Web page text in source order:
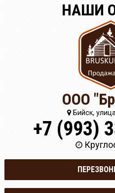
НАШИ
ООО
Бийск,
+7 (993)